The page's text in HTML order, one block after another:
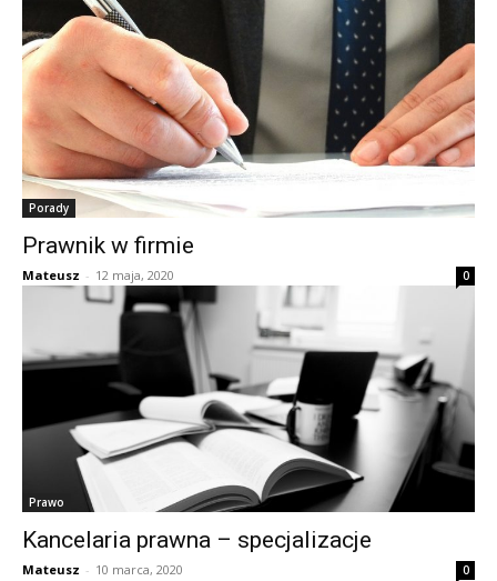
Porady
Prawnik w firmie
Mateusz - 12 maja, 2020 0
Prawo
Kancelaria prawna – specjalizacje
Mateusz - 10 marca, 2020 0